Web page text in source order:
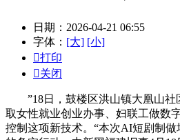
日期：2026-04-21 06:55
字体： [大] [小]
打印
关闭
”18日，鼓楼区洪山镇大凰山社
取女性就业创业办事、妇联工做数
控制这项新技术。“本次AI短剧制